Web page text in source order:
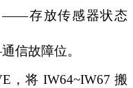
——存放传感器状态
信故障位。
，将 IW64~IW67 搬